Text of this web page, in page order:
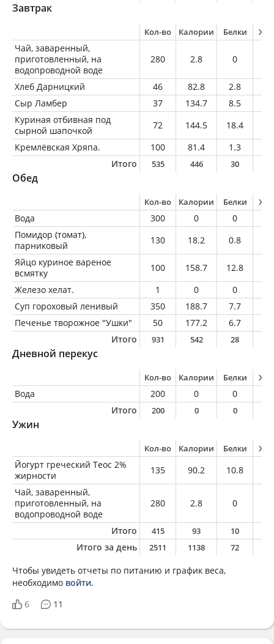
Завтрак
Кол-во Калории Белки
Чай, заваренный,
приготовленный, на
водопроводной воде
280 2.8 0
Хлеб Дарницкий 46 82.8 2.8
Сыр Ламбер
37 134.7 8.5
Куриная отбивная под
сырной шапочкой
72 144.5 18.4
Кремлёвская Хряпа.
100 81.4 1.3
Итого
535 446 30
Обед
Кол-во Калории Белки
Вода 300 0 0
Помидор (томат),
парниковый
130 18.2 0.8
Яйцо куриное вареное
всмятку
100 158.7 12.8
Железо хелат.
1 0 0
Суп гороховый ленивый
350 188.7 7.7
Печенье творожное "Ушки"
50 177.2 6.7
Итого
931 542 28
Дневной перекус
Кол-во Калории Белки
Вода 200 0 0
Итого
200 0 0
Ужин
Кол-во Калории Белки
Йогурт греческий Теос 2%
жирности
135 90.2 10.8
Чай, заваренный,
приготовленный, на
водопроводной воде
280 2.8 0
Итого 415 93 10
Итого за день 2511 1138 72
Чтобы увидеть отчеты по питанию и график веса,
необходимо войти.
6
11